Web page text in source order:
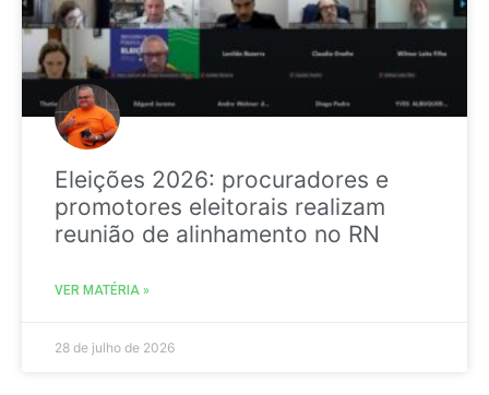
Eleições 2026: procuradores e
promotores eleitorais realizam
reunião de alinhamento no RN
VER MATÉRIA »
28 de julho de 2026